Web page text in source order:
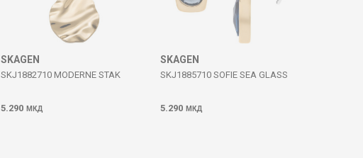
SKAGEN
SKJ1882710 MODERNE STAK
5.290 МКД
SKAGEN
SKJ1885710 SOFIE SEA GLASS
5.290 МКД